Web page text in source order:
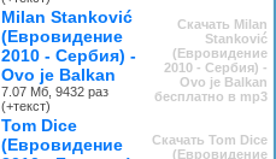
Milan Stanković
(Евровидение
2010 - Сербия) -
Ovo je Balkan
7.07 Мб, 9432 раз
(+текст)
Скачать Milan
Stanković
(Евровидение
2010 - Сербия) -
Ovo je Balkan
бесплатно в mp3
Tom Dice
(Евровидение
Скачать Tom Dice
(Евровидение